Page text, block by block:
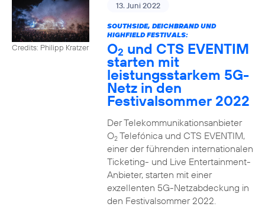
Credits: Philipp Kratzer
13. Juni 2022
SOUTHSIDE, DEICHBRAND UND
HIGHFIELD FESTIVALS:
O2 und CTS EVENTIM
starten mit
leistungsstarkem 5G-
Netz in den
Festivalsommer 2022
Der Telekommunikationsanbieter
O2Telefónica und CTS EVENTIM,
einer der führenden internationalen
Ticketing- und Live Entertainment-
Anbieter, starten mit einer
exzellenten 5G-Netzabdeckung in
den Festivalsommer 2022.